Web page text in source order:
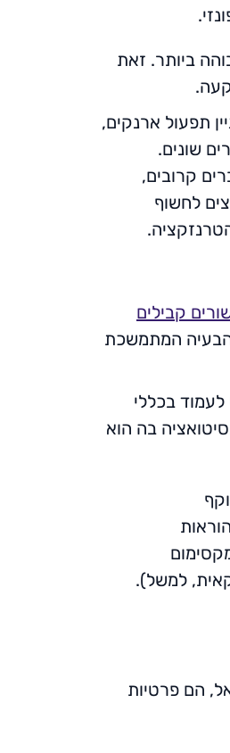
ביותר. זאת
תפעול ארנקים,
שונים.
קרובים,
לחשוף
קבילים
הבעיה המתמשכת
בכללי
בה הוא
בנקאית, למשל).
הם פרטיות